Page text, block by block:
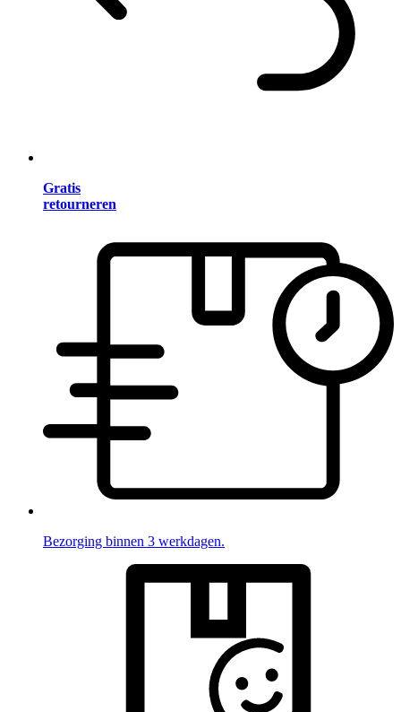
Gratis
retourneren
Bezorging binnen 3 werkdagen.